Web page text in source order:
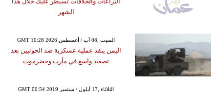
الشهر
GMT 10:28 2026 السبت ,08 آب / أغسطس
اليمن ينفذ عملية عسكرية ضد الحوثيين بعد
تصعيد واسع في مأرب وحضرموت
GMT 00:54 2019 الثلاثاء ,17 أيلول / سبتمبر